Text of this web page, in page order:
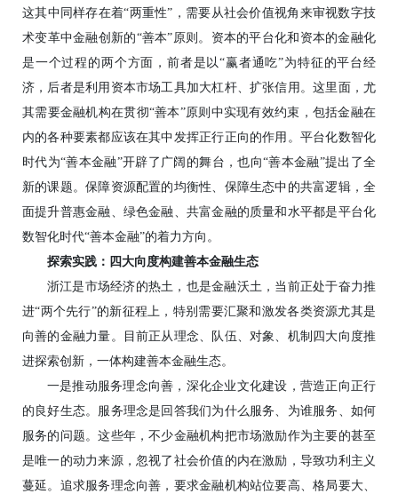
这其中同样存在着“两重性”，需要从社会价值视角来审视数字技
术变革中金融创新的“善本”原则。资本的平台化和资本的金融化
是一个过程的两个方面，前者是以“赢者通吃”为特征的平台经
济，后者是利用资本市场工具加大杠杆、扩张信用。这里面，尤
其需要金融机构在贯彻“善本”原则中实现有效约束，包括金融在
内的各种要素都应该在其中发挥正行正向的作用。平台化数智化
时代为“善本金融”开辟了广阔的舞台，也向“善本金融”提出了全
新的课题。保障资源配置的均衡性、保障生态中的共富逻辑，全
面提升普惠金融、绿色金融、共富金融的质量和水平都是平台化
数智化时代“善本金融”的着力方向。
探索实践：四大向度构建善本金融生态
浙江是市场经济的热土，也是金融沃土，当前正处于奋力推
进“两个先行”的新征程上，特别需要汇聚和激发各类资源尤其是
向善的金融力量。目前正从理念、队伍、对象、机制四大向度推
进探索创新，一体构建善本金融生态。
一是推动服务理念向善，深化企业文化建设，营造正向正行
的良好生态。服务理念是回答我们为什么服务、为谁服务、如何
服务的问题。这些年，不少金融机构把市场激励作为主要的甚至
是唯一的动力来源，忽视了社会价值的内在激励，导致功利主义
蔓延。追求服务理念向善，要求金融机构站位要高、格局要大、